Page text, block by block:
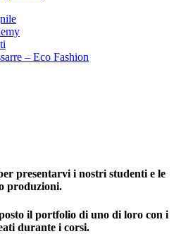
– Eco Fashion
presentarvi i nostri studenti e le
produzioni.
il portfolio di uno di loro con i
durante i corsi.